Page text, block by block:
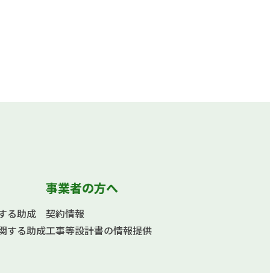
る助成
する助成
事業者の方へ
契約情報
工事等設計書の情報提供